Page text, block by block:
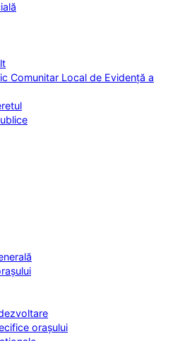
Comunitar Local de Evidență a
orașului